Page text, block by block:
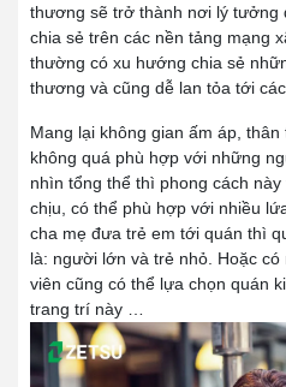
thương sẽ trở thành nơi lý tưởng
chia sẻ trên các nền tảng mạng
thường có xu hướng chia sẻ
thương và cũng dễ lan tỏa tới
Mang lại không gian ấm áp, thân
không quá phù hợp với những
nhìn tổng thể thì phong cách
chịu, có thể phù hợp với nhiều
cha mẹ đưa trẻ em tới quán thì
là: người lớn và trẻ nhỏ. Hoặc
viên cũng có thể lựa chọn quán
trang trí này …